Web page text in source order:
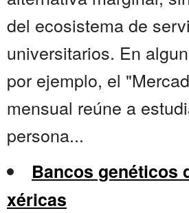
del ecosistema de
universitarios. En
por ejemplo, el
mensual reúne a
persona...
Bancos genéticos
xéricas